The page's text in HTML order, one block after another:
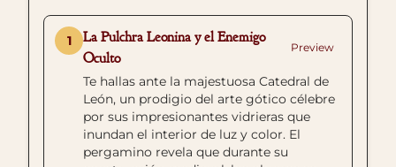
1
La Pulchra Leonina y el Enemigo
Oculto
Preview
Te hallas ante la majestuosa Catedral de
León, un prodigio del arte gótico célebre
por sus impresionantes vidrieras que
inundan el interior de luz y color. El
pergamino revela que durante su